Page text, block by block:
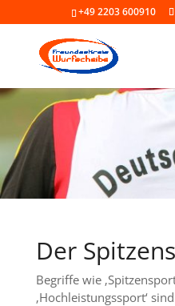
+49 2203 600910
Der
Begriffe wie
‚Hochleistungssport‘